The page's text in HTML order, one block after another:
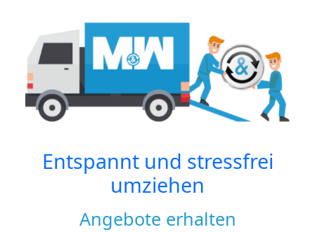
Entspannt und stressfrei
umziehen
Angebote erhalten